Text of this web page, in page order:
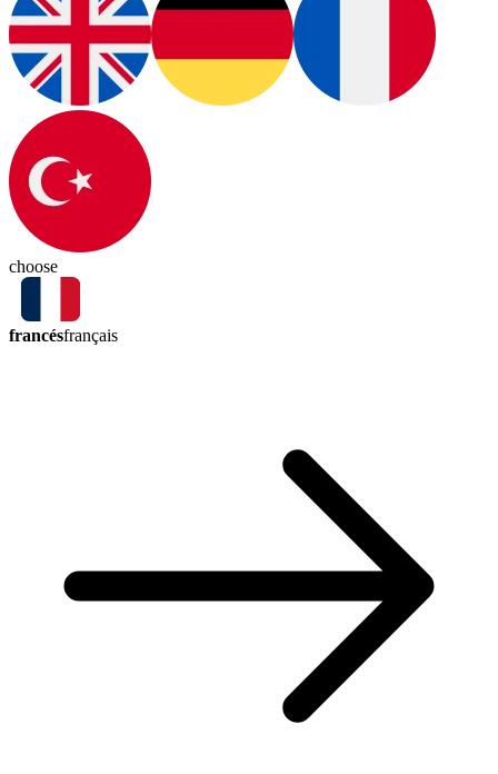
choose
francésfrançais